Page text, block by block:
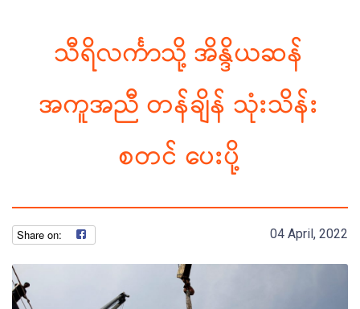
သီရိလင်္ကာသို့ အိန္ဒိယဆန်
အကူအညီ တန်ချိန် သုံးသိန်း
စတင် ပေးပို့
04 April, 2022